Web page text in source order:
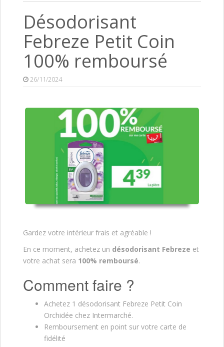
Désodorisant
Febreze Petit Coin
100% remboursé
26/11/2024
Gardez votre intérieur frais et agréable !
En ce moment, achetez un désodorisant Febreze et
votre achat sera 100% remboursé.
Comment faire ?
Achetez 1 désodorisant Febreze Petit Coin
Orchidée chez Intermarché.
Remboursement en point sur votre carte de
fidélité